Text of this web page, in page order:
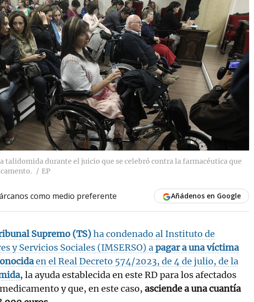
talidomida durante el juicio que se celebró contra la farmacéutica que
EP
como medio preferente Añádenos en Google
Supremo (TS)ha condenado al Instituto de
y Servicios Sociales (IMSERSO) apagar a una víctima
en el Real Decreto 574/2023, de 4 de julio, de la
, la ayuda establecida en este RD para los afectados
y que, en este caso, asciende a una cuantía